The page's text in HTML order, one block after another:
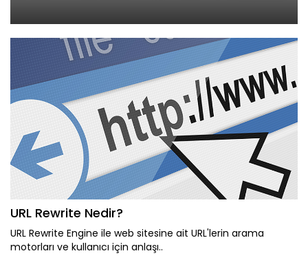
URL Rewrite Nedir?
URL Rewrite Engine ile web sitesine ait URL'lerin arama
motorları ve kullanıcı için anlaşı..